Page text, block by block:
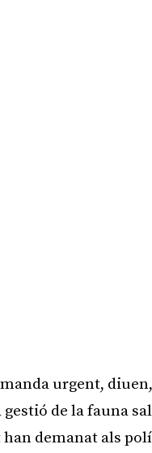
urgent,
de la fauna
demanat als